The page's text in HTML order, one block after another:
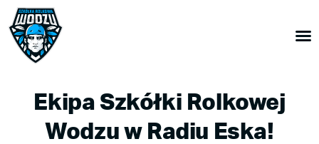
Ekipa Szkółki Rolkowej
Wodzu w Radiu Eska!